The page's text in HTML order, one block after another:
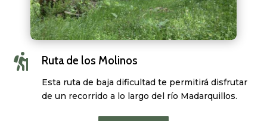
 Ruta de los Molinos
Esta ruta de baja dificultad te permitirá disfrutar
de un recorrido a lo largo del río Madarquillos.